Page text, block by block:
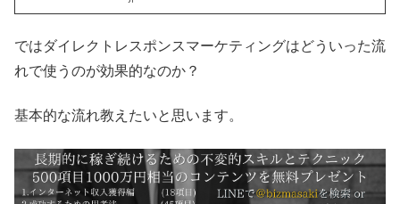
ではダイレクトレスポンスマーケティングはどういった流
れで使うのが効果的なのか？
基本的な流れ教えたいと思います。